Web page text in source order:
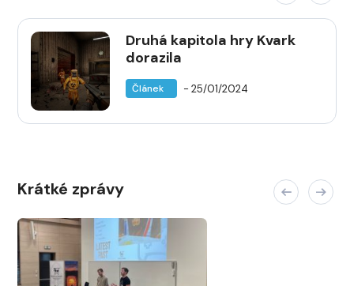
Druhá kapitola hry Kvark
dorazila
Článek - 25/01/2024
Krátké zprávy